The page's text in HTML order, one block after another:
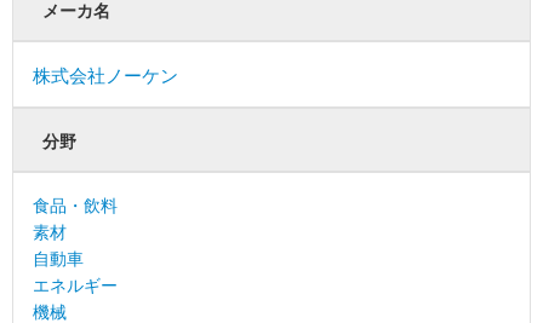
メーカ名
株式会社ノーケン
分野
食品・飲料
素材
自動車
エネルギー
機械